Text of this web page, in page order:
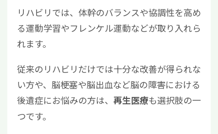
リハビリでは、体幹のバランスや協調性を高め
る運動学習やフレンケル運動などが取り入れら
れます。
従来のリハビリだけでは十分な改善が得られな
い方や、脳梗塞や脳出血など脳の障害における
後遺症にお悩みの方は、 再生医療も選択肢の一
つです。